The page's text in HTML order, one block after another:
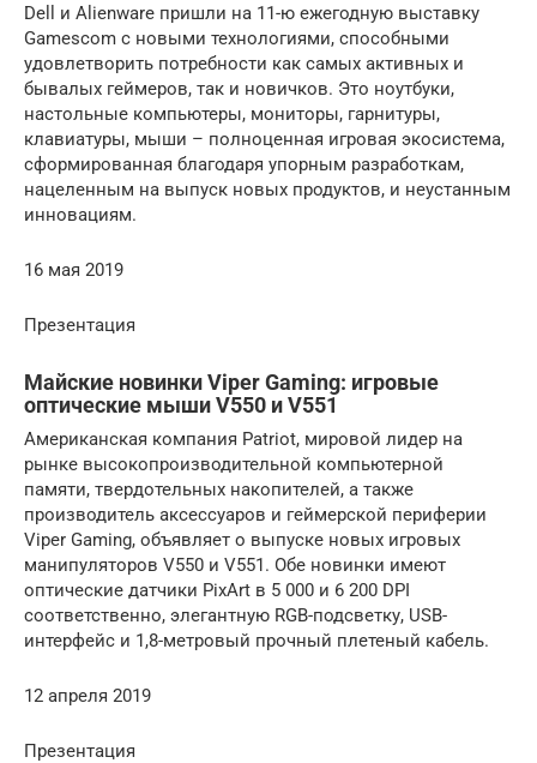
Dell и Alienware пришли на 11-ю ежегодную выставку
Gamescom с новыми технологиями, способными
удовлетворить потребности как самых активных и
бывалых геймеров, так и новичков. Это ноутбуки,
настольные компьютеры, мониторы, гарнитуры,
клавиатуры, мыши – полноценная игровая экосистема,
сформированная благодаря упорным разработкам,
нацеленным на выпуск новых продуктов, и неустанным
инновациям.
16 мая 2019
Презентация
Майские новинки Viper Gaming: игровые
оптические мыши V550 и V551
Американская компания Patriot, мировой лидер на
рынке высокопроизводительной компьютерной
памяти, твердотельных накопителей, а также
производитель аксессуаров и геймерской периферии
Viper Gaming, объявляет о выпуске новых игровых
манипуляторов V550 и V551. Обе новинки имеют
оптические датчики PixArt в 5 000 и 6 200 DPI
соответственно, элегантную RGB-подсветку, USB-
интерфейс и 1,8-метровый прочный плетеный кабель.
12 апреля 2019
Презентация